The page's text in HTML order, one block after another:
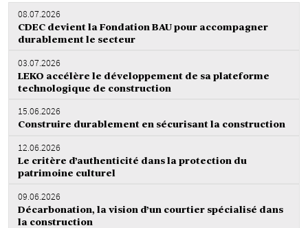
08.07.2026
CDEC devient la Fondation BAU pour accompagner
durablement le secteur
03.07.2026
LEKO accélère le développement de sa plateforme
technologique de construction
15.06.2026
Construire durablement en sécurisant la construction
12.06.2026
Le critère d’authenticité dans la protection du
patrimoine culturel
09.06.2026
Décarbonation, la vision d’un courtier spécialisé dans
la construction